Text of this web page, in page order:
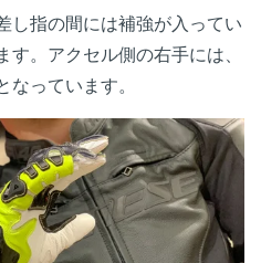
し指の間には補強が入ってい
。アクセル側の右手には、
っています。